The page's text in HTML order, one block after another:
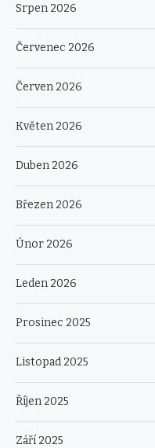
Srpen 2026
Červenec 2026
Červen 2026
Květen 2026
Duben 2026
Březen 2026
Únor 2026
Leden 2026
Prosinec 2025
Listopad 2025
Říjen 2025
Září 2025